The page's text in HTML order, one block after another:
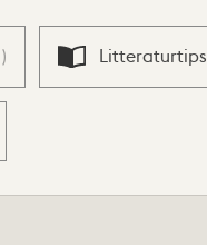
) Litteraturtips